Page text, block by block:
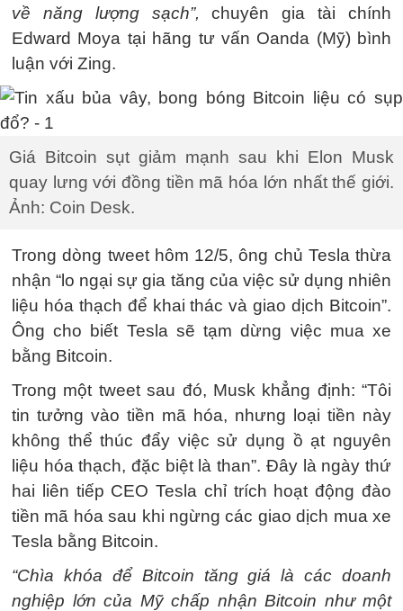
về năng lượng sạch”, chuyên gia tài chính
Edward Moya tại hãng tư vấn Oanda (Mỹ) bình
luận với Zing.
Giá Bitcoin sụt giảm mạnh sau khi Elon Musk
quay lưng với đồng tiền mã hóa lớn nhất thế giới.
Ảnh: Coin Desk.
Trong dòng tweet hôm 12/5, ông chủ Tesla thừa
nhận “lo ngại sự gia tăng của việc sử dụng nhiên
liệu hóa thạch để khai thác và giao dịch Bitcoin”.
Ông cho biết Tesla sẽ tạm dừng việc mua xe
bằng Bitcoin.
Trong một tweet sau đó, Musk khẳng định: “Tôi
tin tưởng vào tiền mã hóa, nhưng loại tiền này
không thể thúc đẩy việc sử dụng ồ ạt nguyên
liệu hóa thạch, đặc biệt là than”. Đây là ngày thứ
hai liên tiếp CEO Tesla chỉ trích hoạt động đào
tiền mã hóa sau khi ngừng các giao dịch mua xe
Tesla bằng Bitcoin.
“Chìa khóa để Bitcoin tăng giá là các doanh
nghiệp lớn của Mỹ chấp nhận Bitcoin như một